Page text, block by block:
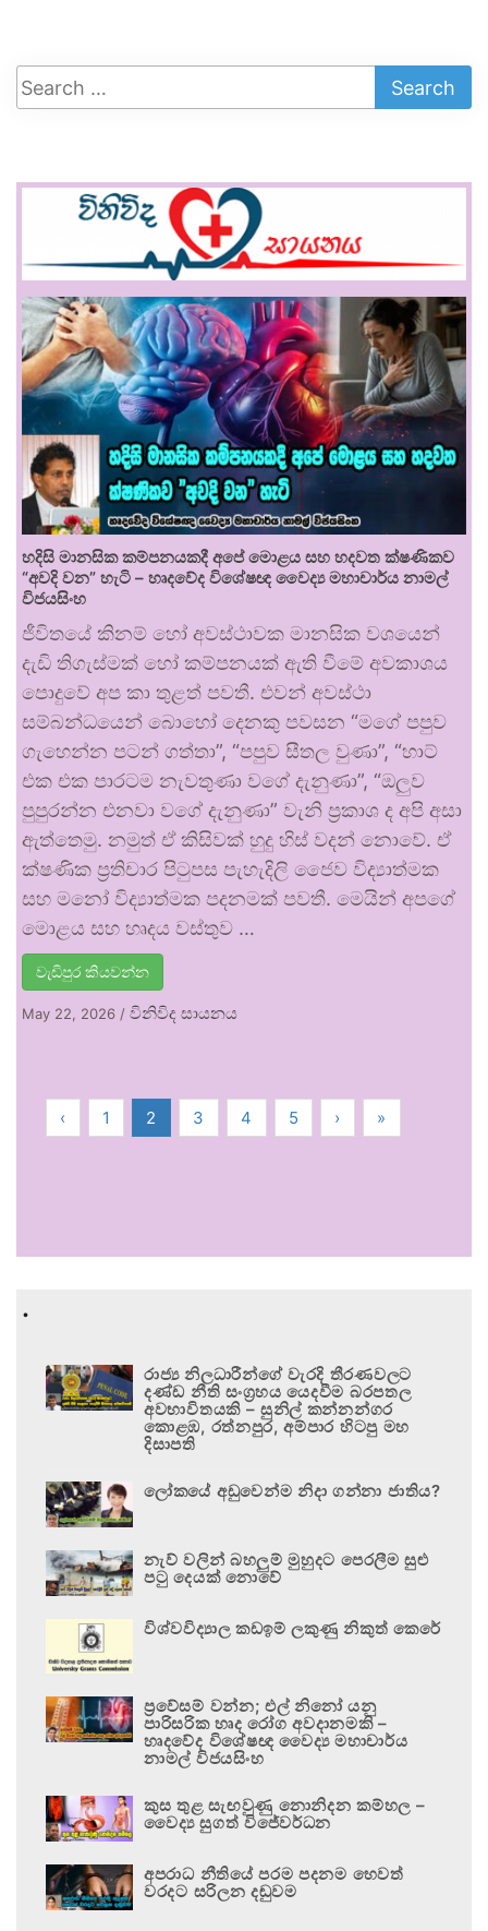
හදිසි මානසික කම්පනයකදී අපේ මොළය සහ හදවත ක්ෂණිකව
“අවදි වන” හැටි – හෘදවේද විශේෂඥ වෛද්‍ය මහාචාර්ය නාමල්
විජයසිංහ
ජීවිතයේ කිනම් හෝ අවස්ථාවක මානසික වශයෙන්
දැඩි තිගැස්මක් හෝ කම්පනයක් ඇති වීමේ අවකාශය
පොදුවේ අප කා තුළත් පවතී. එවන් අවස්ථා
සම්බන්ධයෙන් බොහෝ දෙනකු පවසන “මගේ පපුව
ගැහෙන්න පටන් ගත්තා”, “පපුව සීතල වුණා”, “හාට්
එක එක පාරටම නැවතුණා වගේ දැනුණා”, “ඔලුව
පුපුරන්න එනවා වගේ දැනුණා” වැනි ප්‍රකාශ ද අපි අසා
ඇත්තෙමු. නමුත් ඒ කිසිවක් හුදු හිස් වදන් නොවේ. ඒ
ක්ෂණික ප්‍රතිචාර පිටුපස පැහැදිලි ජෛව විද්‍යාත්මක
සහ මනෝ විද්‍යාත්මක පදනමක් පවතී. මෙයින් අපගේ
මොළය සහ හෘදය වස්තුව …
වැඩිපුර කියවන්න
May 22, 2026 / විනිවිද සායනය
‹ 1 2 3 4 5 › »
.
රාජ්‍ය නිලධාරීන්ගේ වැරදි තීරණවලට
දණ්ඩ නීති සංග්‍රහය යෙදවීම බරපතල
අවභාවිතයකි – සුනිල් කන්නන්ගර
කොළඹ, රත්නපුර, අම්පාර හිටපු මහ
දිසාපති
ලෝකයේ අඩුවෙන්ම නිදා ගන්නා ජාතිය?
නැව් වලින් බහලුම් මුහුදට පෙරලීම සුළු
පටු දෙයක් නොවේ
විශ්වවිද්‍යාල කඩඉම් ලකුණු නිකුත් කෙරේ
ප්‍රවේසම් වන්න; එල් නිනෝ යනු
පාරිසරික හෘද රෝග අවදානමකි –
හෘදවේද විශේෂඥ වෛද්‍ය මහාචාර්ය
නාමල් විජයසිංහ
කුස තුළ සැඟවුණු නොනිදන කම්හල –
වෛද්‍ය සුගත් විජේවර්ධන
අපරාධ නීතියේ පරම පදනම හෙවත්
වරදට සරිලන දඬුවම